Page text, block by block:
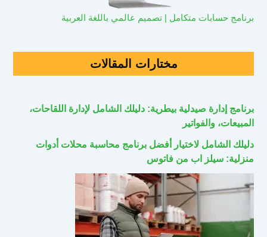
برنامج حسابات متكامل | تصميم عالمي باللغة العربية
مختارات المقالات
برنامج إدارة صيدلية بيطرية: دليلك الشامل لإدارة اللقاحات،
المبيعات، والفواتير
دليلك الشامل لاختيار أفضل برنامج محاسبة محلات أدوات
منزلية: سيلز اب من فاتوس